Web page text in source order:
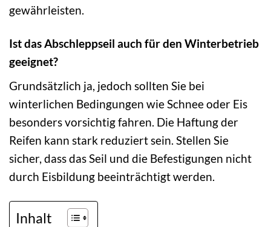
gewährleisten.
Ist das Abschleppseil auch für den Winterbetrieb
geeignet?
Grundsätzlich ja, jedoch sollten Sie bei
winterlichen Bedingungen wie Schnee oder Eis
besonders vorsichtig fahren. Die Haftung der
Reifen kann stark reduziert sein. Stellen Sie
sicher, dass das Seil und die Befestigungen nicht
durch Eisbildung beeinträchtigt werden.
Inhalt